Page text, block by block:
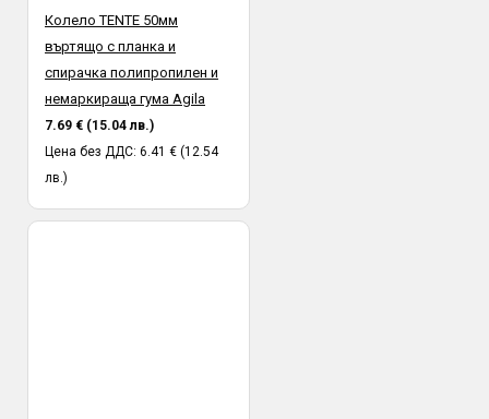
Колело TENTE 50мм
въртящо с планка и
спирачка полипропилен и
немаркираща гума Agila
7.69 € (15.04 лв.)
Цена без ДДС: 6.41 € (12.54
лв.)